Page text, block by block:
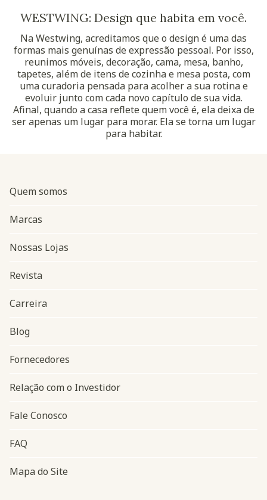
WESTWING: Design que habita em você.
Na Westwing, acreditamos que o design é uma das
formas mais genuínas de expressão pessoal. Por isso,
reunimos móveis, decoração, cama, mesa, banho,
tapetes, além de itens de cozinha e mesa posta, com
uma curadoria pensada para acolher a sua rotina e
evoluir junto com cada novo capítulo de sua vida.
Afinal, quando a casa reflete quem você é, ela deixa de
ser apenas um lugar para morar. Ela se torna um lugar
para habitar.
Navegação do rodapé
Quem somos
Marcas
Nossas Lojas
Revista
Carreira
Blog
Fornecedores
Relação com o Investidor
Fale Conosco
FAQ
Mapa do Site